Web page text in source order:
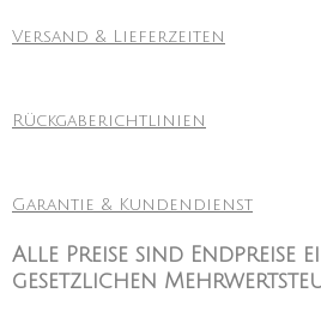
Versand & Lieferzeiten
Rückgaberichtlinien
Garantie & Kundendienst
Alle Preise sind
gesetzlichen